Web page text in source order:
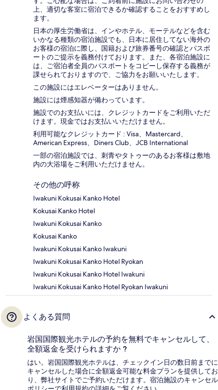
上、適切な客室に宿泊できるか確認することをおすすめし
ます。
日本の厚生労働省は、インやホテル、モーテルなどを含む
いかなる種類の宿泊施設でも、日本に​居住してない海外の
お客様の宿泊に際し、国籍および旅券番号の確認とパスポ
ートのご提示を義務付け​ております。また、各宿泊施設に
は、ご宿泊者全員のパスポートをコピーし保存する義務が
課せられておりますの​で、ご協力をお願いいたします。
この施設にはエレベーターはありません。
施設には煙感知器が備わっています。
施設でのお支払いには、クレジットカードをご利用いただ
けます。現金ではお支払いいただけません。
利用可能なクレジットカード : Visa、Mastercard、
American Express、Diners Club、JCB International
一部の宿泊施設では、刺青やタトゥーのあるお客様は敷地
内の大浴場をご利用いただけません。
その他の呼称
Iwakuni Kokusai Kanko Hotel
Kokusai Kanko Hotel
Iwakuni Kokusai Kanko
Kokusai Kanko
Iwakuni Kokusai Kanko Iwakuni
Iwakuni Kokusai Kanko Hotel Ryokan
Iwakuni Kokusai Kanko Hotel Iwakuni
Iwakuni Kokusai Kanko Hotel Ryokan Iwakuni
よくある質問
岩国国際観光ホテルの予約を無料でキャンセルして、
全額返金を受けられますか ?
はい。岩国国際観光ホテルは、チェックイン日の数日前までに
キャンセルした場合に全額返金可能な料金プランを提供してお
り、弊社サイトでご予約いただけます。宿泊施設のキャンセル